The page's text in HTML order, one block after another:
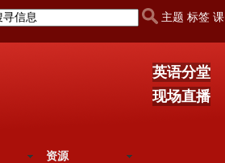
主题 标签 课
英语分堂
现场直播
资源